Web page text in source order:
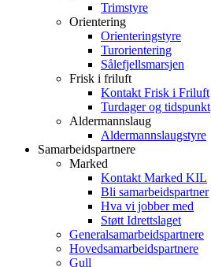
Trimstyre
Orientering
Orienteringstyre
Turorientering
Sålefjellsmarsjen
Frisk i friluft
Kontakt Frisk i Friluft
Turdager og tidspunkt
Aldermannslaug
Aldermannslaugstyre
Samarbeidspartnere
Marked
Kontakt Marked KIL
Bli samarbeidspartner
Hva vi jobber med
Støtt Idrettslaget
Generalsamarbeidspartnere
Hovedsamarbeidspartnere
Gull